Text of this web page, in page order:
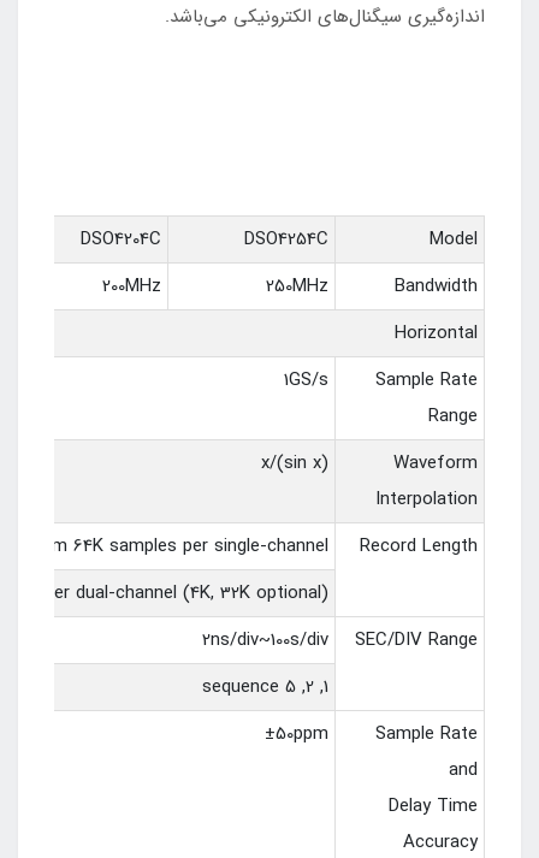
اندازه‌گیری سیگنال‌های الکترونیکی می‌باشد.
Model
DSO4254C
DSO4204C
Bandwidth
250MHz
200MHz
Horizontal
Sample Rate
Range
1GS/s
Waveform
Interpolation
(sin x)/x
Record Length
64K samples per single-channel;
per dual-channel (4K, 32K optional)
SEC/DIV Range
2ns/div~100s/div
1, 2, 5 sequence
Sample Rate
and
Delay Time
Accuracy
±50ppm